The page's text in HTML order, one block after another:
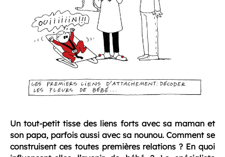
Un tout-petit tisse des liens forts avec sa maman et
son papa, parfois aussi avec sa nounou. Comment se
construisent ces toutes premières relations ? En quoi